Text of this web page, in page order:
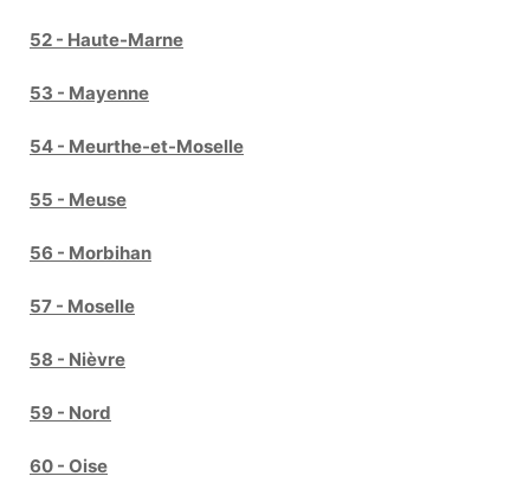
52 - Haute-Marne
53 - Mayenne
54 - Meurthe-et-Moselle
55 - Meuse
56 - Morbihan
57 - Moselle
58 - Nièvre
59 - Nord
60 - Oise